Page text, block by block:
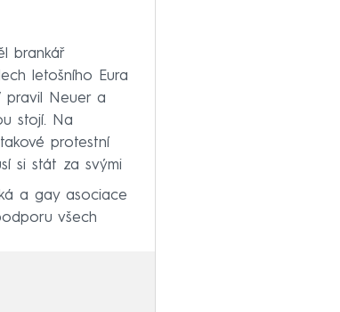
brankář
letošního Eura
pravil Neuer a
stojí. Na
protestní
si stát za svými
a gay asociace
všech